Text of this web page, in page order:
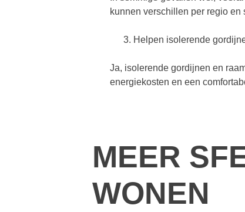
kunnen verschillen per regio
Helpen isolerende
Ja, isolerende gordijnen en
energiekosten en een
MEER
WONEN